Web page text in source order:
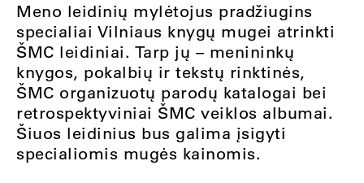
Meno leidinių mylėtojus pradžiugins
specialiai Vilniaus knygų mugei atrinkti
ŠMC leidiniai. Tarp jų – menininkų
knygos, pokalbių ir tekstų rinktinės,
ŠMC organizuotų parodų katalogai bei
retrospektyviniai ŠMC veiklos albumai.
Šiuos leidinius bus galima įsigyti
specialiomis mugės kainomis.